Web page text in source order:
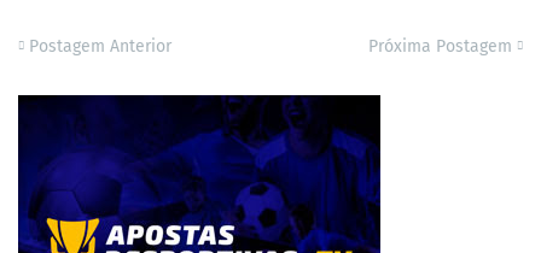
Postagem Anterior Próxima Postagem